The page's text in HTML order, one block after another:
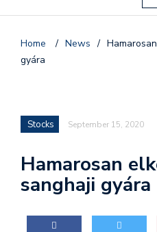
Home / News /
gyára
Stocks September 15, 2020
Hamarosan
sanghaji gyára